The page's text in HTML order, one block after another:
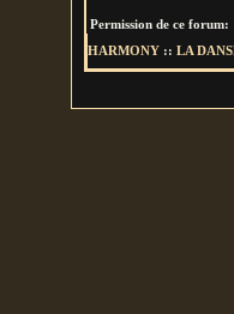
Permission de ce forum:
HARMONY :: LA